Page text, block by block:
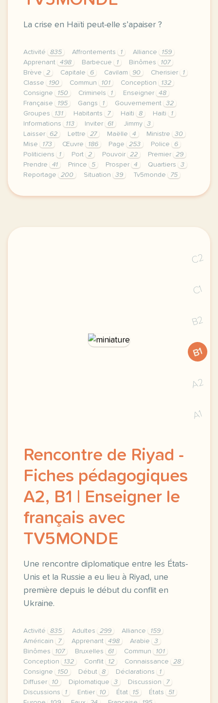
La crise en Haïti peut-elle s’apaiser ?
Activité 835 Affrontements 1 Alliance
159
Apprenant
498 Barbecue 1 Binômes
107
Brève
2 Capitale 6 Cavilam 90 Cherisier
1
Classe
190 Commun 101 Conception
132
Consigne
150 Criminels 1 Enseigner
48
Française
195 Gangs 1 Gouvernement
32
Groupes
131 Habitants 7 Haïti 8 Haiti
1
Informations
113 Inviter 61 Jimmy
3
Laisser
62 Lettre 27 Maëlle 4 Ministre
30
Mise
173 Œuvre 186 Page 253 Police
6
Politiciens
1 Port 2 Pouvoir 22 Premier
29
Prendre
41 Prince 5 Prosper 4 Quartiers
3
Reportage
200 Situation 39 Tv5monde 75
le respect de votre vie privee est une priorite
C2
C1
B2
B1
A2
A1
Rencontre de Riyad -
Fiches pédagogiques
A2, B1 | Enseigner le
français avec
TV5MONDE
Une rencontre diplomatique entre les États-
Unis et la Russie a eu lieu à Riyad, une
première depuis le début du conflit en
Ukraine.
Activité 835 Adultes 299 Alliance
159
Américain
7 Apprenant 498 Arabie
3
Binômes
107 Bruxelles 61 Commun
101
Conception
132 Conflit 12 Connaissance
28
Consigne
150 Début 8 Déclarations
1
Diffuser
10 Diplomatique 3 Discussion
7
Discussions
1 Entier 10 État 15 États
51